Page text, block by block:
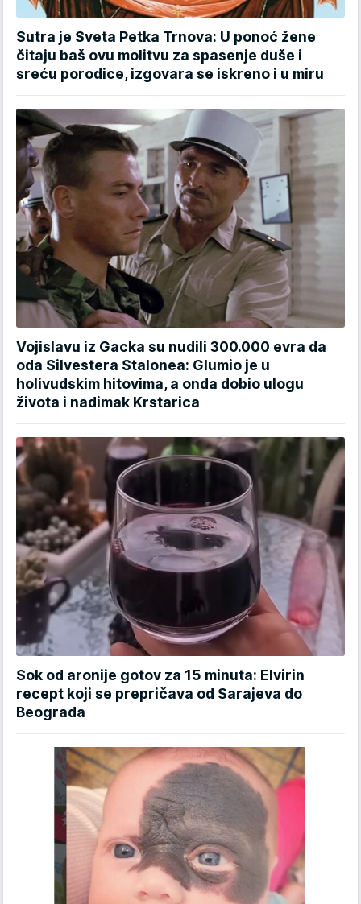
Sutra je Sveta Petka Trnova: U ponoć žene
čitaju baš ovu molitvu za spasenje duše i
sreću porodice, izgovara se iskreno i u miru
Vojislavu iz Gacka su nudili 300.000 evra da
oda Silvestera Stalonea: Glumio je u
holivudskim hitovima, a onda dobio ulogu
života i nadimak Krstarica
Sok od aronije gotov za 15 minuta: Elvirin
recept koji se prepričava od Sarajeva do
Beograda